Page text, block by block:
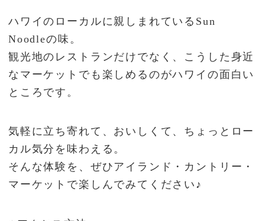
ハワイのローカルに親しまれているSun
Noodleの味。
観光地のレストランだけでなく、こうした身近
なマーケットでも楽しめるのがハワイの面白い
ところです。
気軽に立ち寄れて、おいしくて、ちょっとロー
カル気分を味わえる。
そんな体験を、ぜひアイランド・カントリー・
マーケットで楽しんでみてください♪